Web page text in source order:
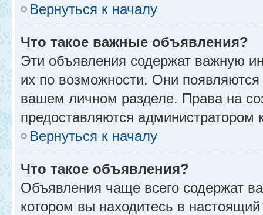
Вернуться к началу
Что такое важные объявления?
Эти объявления содержат важную
их по возможности. Они
вашем личном разделе. Права на
предоставляются администратором
Вернуться к началу
Что такое объявления?
Объявления чаще всего содержат
котором вы находитесь в